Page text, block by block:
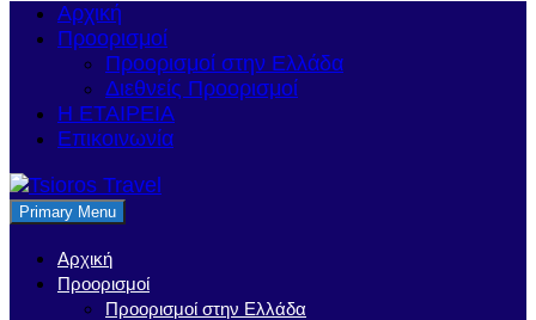
Αρχική
Προορισμοί
Προορισμοί στην Ελλάδα
Διεθνείς Προορισμοί
Η ΕΤΑΙΡΕΙΑ
Επικοινωνία
Tsioros Travel
Ταξιδιωτικό Γραφείο| Τρίπολη
Primary Menu
Αρχική
Προορισμοί
Προορισμοί στην Ελλάδα